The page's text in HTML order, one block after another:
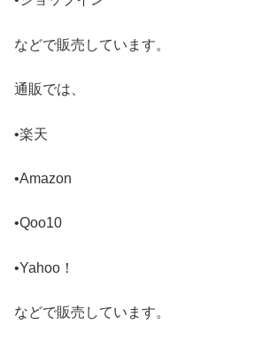
などで販売しています。
通販では、
•楽天
•Amazon
•Qoo10
•Yahoo！
などで販売しています。